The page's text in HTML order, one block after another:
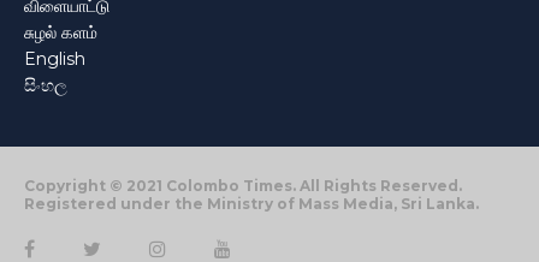
விளையாட்டு
சுழல் களம்
English
සිංහල
Copyright © 2021 Colombo Times. All Rights Reserved.
Registered under the Ministry of Mass Media, Sri Lanka.